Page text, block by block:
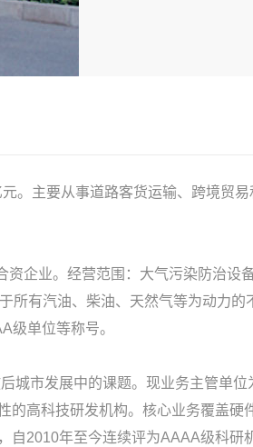
。主要从事道路客货运输、跨境贸
企业。经营范围：大气污染防治
有汽油、柴油、天然气等为动力
级单位等称号。
城市发展中的课题。现业务主管单
高科技研发机构。核心业务覆盖
2010年至今连续评为AAAA级科研